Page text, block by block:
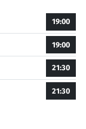
19:00
19:00
21:30
21:30